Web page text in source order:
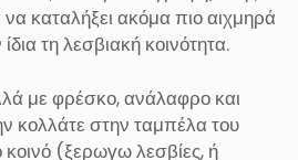
καταλήξει ακόμα πιο αιχμηρά
τη λεσβιακή κοινότητα.
με φρέσκο, ανάλαφρο και
κολλάτε στην ταμπέλα του
κοινό (ξερωγω λεσβίες, ή